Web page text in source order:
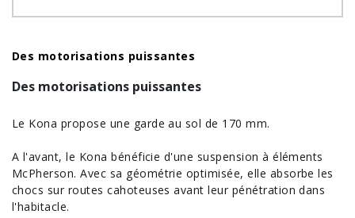
Des motorisations puissantes
Des motorisations puissantes
Le Kona propose une garde au sol de 170 mm.
A l'avant, le Kona bénéficie d'une suspension à éléments
McPherson. Avec sa géométrie optimisée, elle absorbe les
chocs sur routes cahoteuses avant leur pénétration dans
l'habitacle.